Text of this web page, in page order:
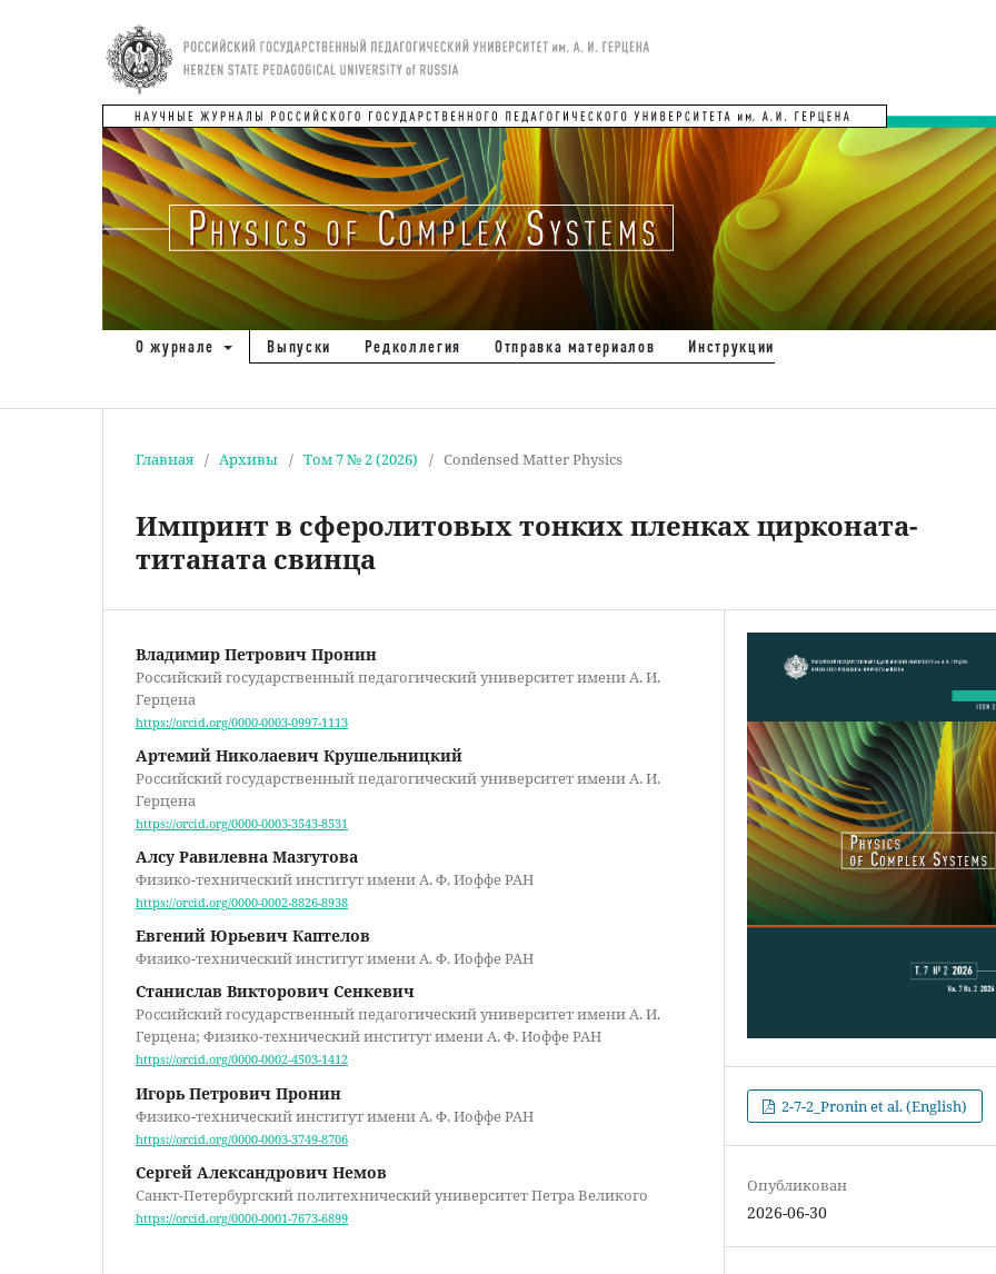
О журнале Выпуски Редколлегия Отправка материалов Инструкции
Главная / Архивы / Том 7 № 2 (2026) / Condensed Matter Physics
Импринт в сферолитовых тонких пленках цирконата-
титаната свинца
Владимир Петрович Пронин
Российский государственный педагогический университет имени А. И.
Герцена
https://orcid.org/0000-0003-0997-1113
Артемий Николаевич Крушельницкий
Российский государственный педагогический университет имени А. И.
Герцена
https://orcid.org/0000-0003-3543-8531
Алсу Равилевна Мазгутова
Физико-технический институт имени А. Ф. Иоффе РАН
https://orcid.org/0000-0002-8826-8938
Евгений Юрьевич Каптелов
Физико-технический институт имени А. Ф. Иоффе РАН
Станислав Викторович Сенкевич
Российский государственный педагогический университет имени А. И.
Герцена; Физико-технический институт имени А. Ф. Иоффе РАН
https://orcid.org/0000-0002-4503-1412
Игорь Петрович Пронин
Физико-технический институт имени А. Ф. Иоффе РАН
https://orcid.org/0000-0003-3749-8706
Сергей Александрович Немов
Санкт-Петербургский политехнический университет Петра Великого
https://orcid.org/0000-0001-7673-6899
2-7-2_Pronin et al. (English)
Опубликован
2026-06-30